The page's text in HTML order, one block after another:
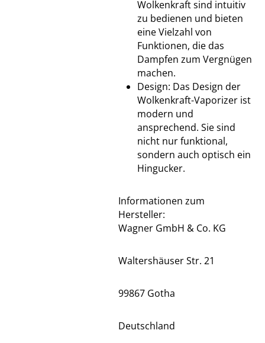
Wolkenkraft sind intuitiv
zu bedienen und bieten
eine Vielzahl von
Funktionen, die das
Dampfen zum Vergnügen
machen.
Design: Das Design der
Wolkenkraft-Vaporizer ist
modern und
ansprechend. Sie sind
nicht nur funktional,
sondern auch optisch ein
Hingucker.
Informationen zum
Hersteller:
Wagner GmbH & Co. KG
Waltershäuser Str. 21
99867 Gotha
Deutschland